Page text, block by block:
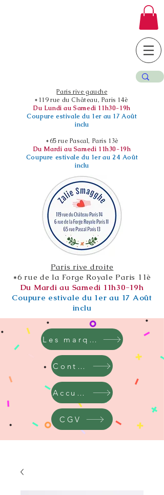
Paris rive gauche
*119 rue du Château, Paris 14è
Du Lundi au Samedi 11h30-19h
Coupure estivale du 1er au 17 Août
inclu
*65 rue Pascal, Paris 13è
Du Mardi au Samedi 11h30-19h
Coupure estivale du 1er au 24 Août
inclu
Paris rive droite
*6 rue de la Forge Royale Paris 11è
Du Mardi au Samedi 11h30-19h
Coupure estivale du 1er au 17 Août
inclu
Les marques
Contact
Accueil
CGV